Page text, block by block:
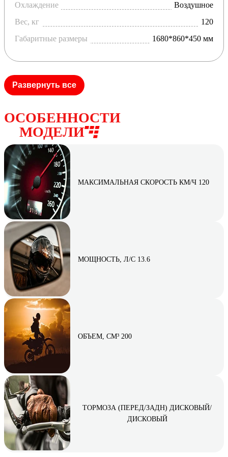
на двух колесах.
Охлаждение
Воздушное
Вес, кг
120
Габаритные размеры
1680*860*450 мм
Развернуть все
ОСОБЕННОСТИ
МОДЕЛИ
МАКСИМАЛЬНАЯ СКОРОСТЬ КМ/Ч 120
МОЩНОСТЬ, Л/С 13.6
ОБЪЕМ, СМ³ 200
ТОРМОЗА (ПЕРЕД/ЗАДН) ДИСКОВЫЙ/
ДИСКОВЫЙ